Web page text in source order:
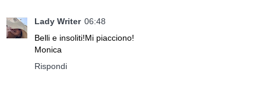
Lady Writer 06:48
Belli e insoliti!Mi piacciono!
Monica
Rispondi